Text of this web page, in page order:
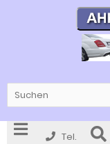
Tel.